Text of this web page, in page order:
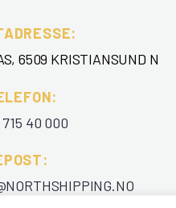
6509 KRISTIANSUND N
:
715 40 000
: